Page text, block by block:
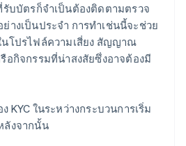
รับบัตรก็จำเป็นต้องติดตามตรวจ
างเป็นประจำ การทำเช่นนี้จะช่วย
นโปรไฟล์ความเสี่ยง สัญญาณ
อกิจกรรมที่น่าสงสัยซึ่งอาจต้องมี
KYC ในระหว่างกระบวนการเริ่ม
ลังจากนั้น